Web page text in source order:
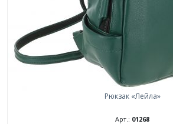
Рюкзак «Лейла»
Арт.: 01268